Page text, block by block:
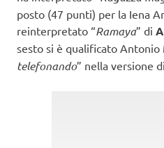
posto (47 punti) per la Iena
reinterpretato “Ramaya” di
sesto si è qualificato Antonio
telefonando” nella versione di